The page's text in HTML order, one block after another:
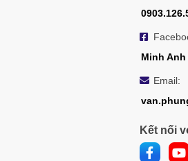
Minh
Email:
Kết nối